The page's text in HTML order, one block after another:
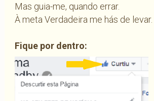
Mas guia-me, quando errar.
À meta Verdadeira me hás de levar.
Fique por dentro: